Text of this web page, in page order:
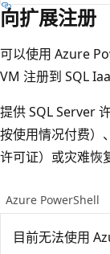
向扩展注册
可以使用 Azure
VM 注册到 SQL
提供 SQL Server
按使用情况付费）
许可证）或灾难恢
Azure PowerShell
目前无法使用